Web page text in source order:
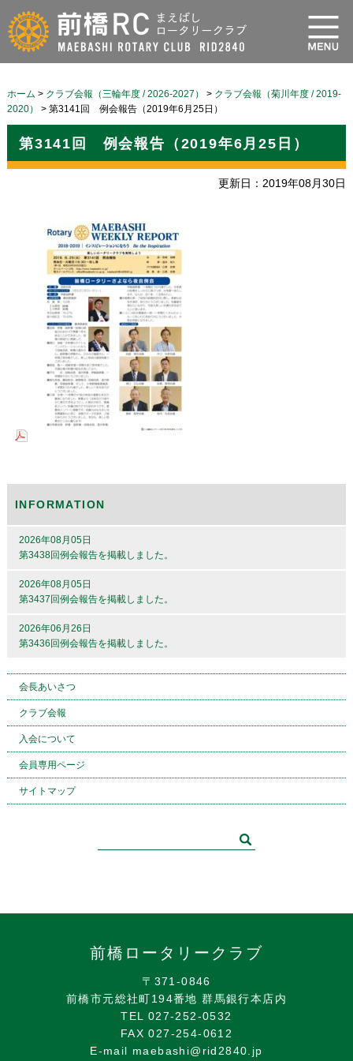
ホーム > クラブ会報（三輪年度 / 2026-2027） > クラブ会報（菊川年度 / 2019-
2020）
> 第3141回 例会報告（2019年6月25日）
第3141回 例会報告（2019年6月25日）
更新日：2019年08月30日
INFORMATION
2026年08月05日
第3438回例会報告を掲載しました。
2026年08月05日
第3437回例会報告を掲載しました。
2026年06月26日
第3436回例会報告を掲載しました。
会長あいさつ
クラブ会報
入会について
会員専用ページ
サイトマップ
前橋ロータリークラブ
〒371-0846
前橋市元総社町194番地 群馬銀行本店内
TEL 027-252-0532
FAX 027-254-0612
E-mail maebashi@rid2840.jp